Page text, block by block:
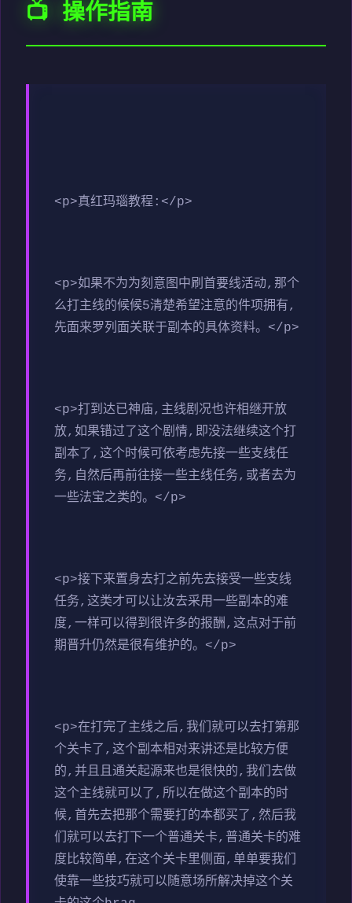
📺 操作指南
<p>真红玛瑙教程:</p>
<p>如果不为为刻意图中刷首要线活动,那个
么打主线的候候5清楚希望注意的件项拥有,
先面来罗列面关联于副本的具体资料。</p>
<p>打到达已神庙,主线剧况也许相继开放
放,如果错过了这个剧情,即没法继续这个打
副本了,这个时候可依考虑先接一些支线任
务,自然后再前往接一些主线任务,或者去为
一些法宝之类的。</p>
<p>接下来置身去打之前先去接受一些支线
任务,这类才可以让汝去采用一些副本的难
度,一样可以得到很许多的报酬,这点对于前
期晋升仍然是很有维护的。</p>
<p>在打完了主线之后,我们就可以去打第那
个关卡了,这个副本相对来讲还是比较方便
的,并且且通关起源来也是很快的,我们去做
这个主线就可以了,所以在做这个副本的时
候,首先去把那个需要打的本都买了,然后我
们就可以去打下一个普通关卡,普通关卡的难
度比较简单,在这个关卡里侧面,单单要我们
使靠一些技巧就可以随意场所解决掉这个关